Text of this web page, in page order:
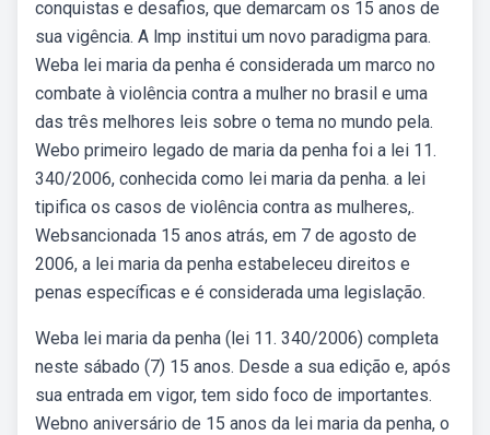
conquistas e desafios, que demarcam os 15 anos de
sua vigência. A lmp institui um novo paradigma para.
Weba lei maria da penha é considerada um marco no
combate à violência contra a mulher no brasil e uma
das três melhores leis sobre o tema no mundo pela.
Webo primeiro legado de maria da penha foi a lei 11.
340/2006, conhecida como lei maria da penha. a lei
tipifica os casos de violência contra as mulheres,.
Websancionada 15 anos atrás, em 7 de agosto de
2006, a lei maria da penha estabeleceu direitos e
penas específicas e é considerada uma legislação.
Weba lei maria da penha (lei 11. 340/2006) completa
neste sábado (7) 15 anos. Desde a sua edição e, após
sua entrada em vigor, tem sido foco de importantes.
Webno aniversário de 15 anos da lei maria da penha, o